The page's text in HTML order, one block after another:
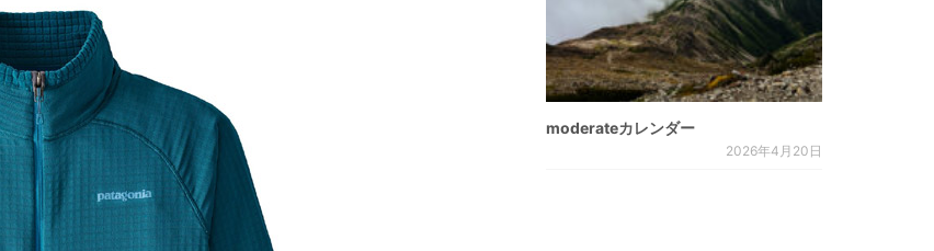
moderateカレンダー
2026年4月20日